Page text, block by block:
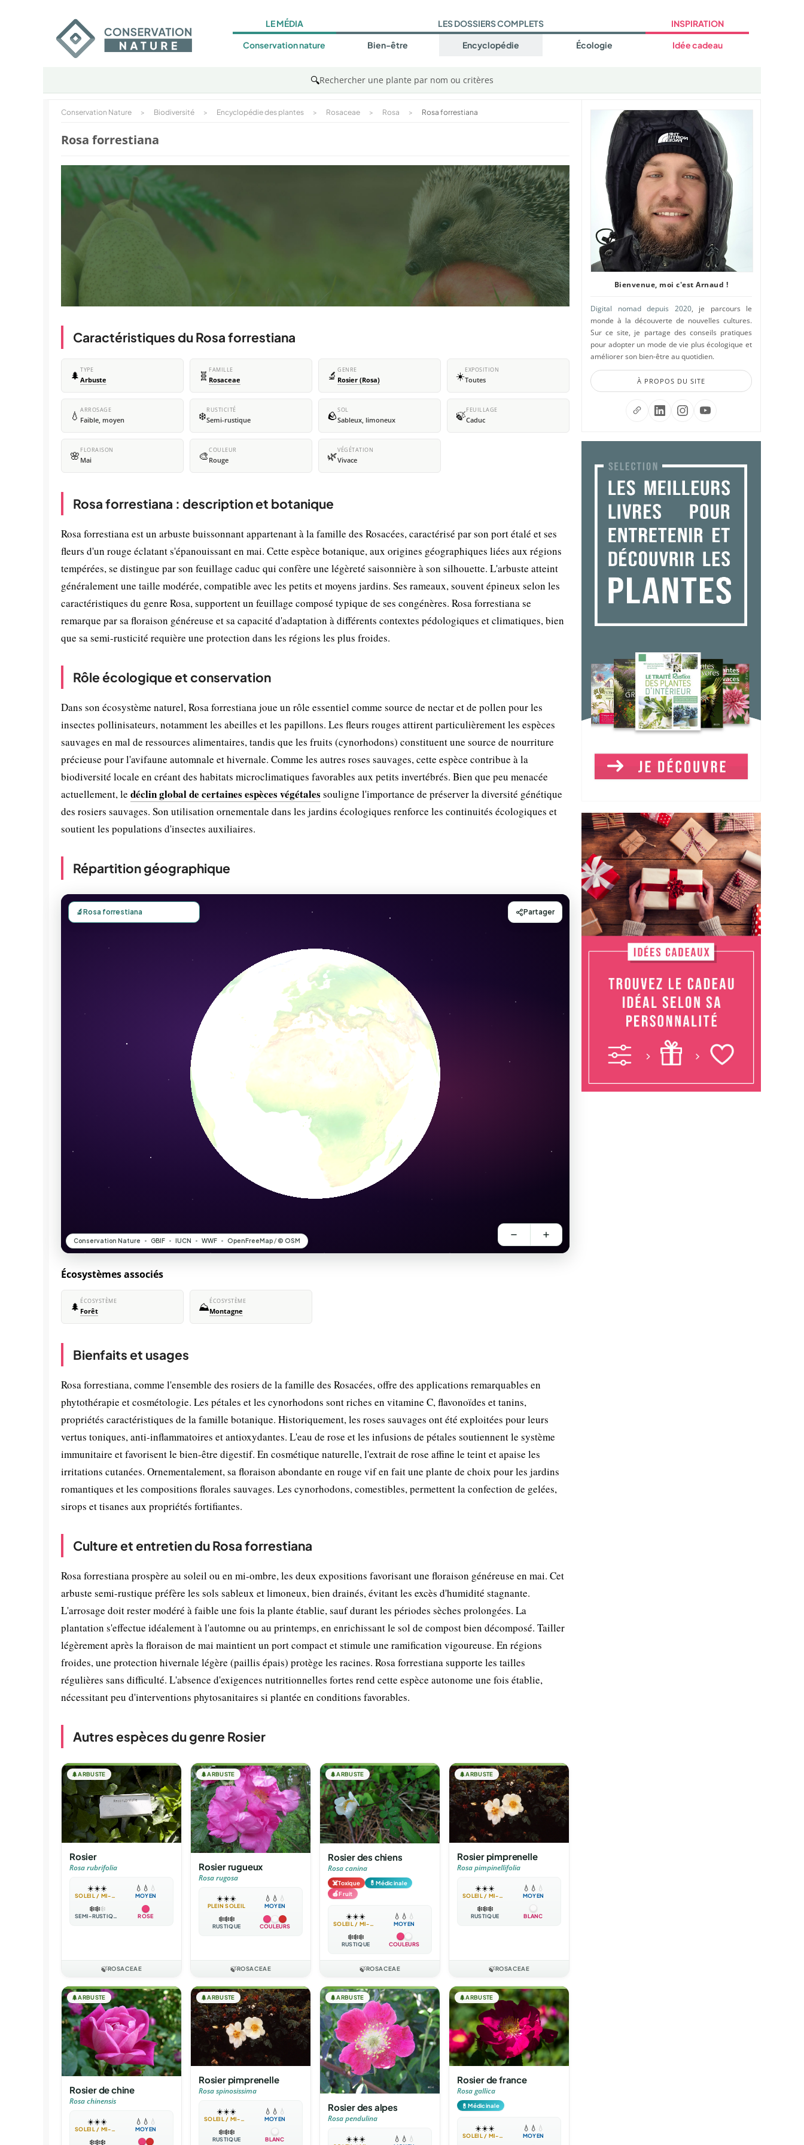
LE MÉDIA
Conservation nature
LES DOSSIERS COMPLETS
Bien-être Encyclopédie Écologie
INSPIRATION
Idée cadeau
🔍Rechercher une plante par nom ou critères
Conservation Nature > Biodiversité > Encyclopédie des plantes > Rosaceae > Rosa > Rosa forrestiana
Rosa forrestiana
Caractéristiques du Rosa forrestiana
🌲 TYPE
Arbuste 🧬 FAMILLE
Rosaceae 🔬 GENRE
Rosier (Rosa) ☀️EXPOSITION
Toutes
💧 ARROSAGE
Faible, moyen ❄️RUSTICITÉ
Semi-rustique 🪨SOL
Sableux, limoneux 🍃FEUILLAGE
Caduc
🌸 FLORAISON
Mai 🎨COULEUR
Rouge 🌿VÉGÉTATION
Vivace
Rosa forrestiana : description et botanique
Rosa forrestiana est un arbuste buissonnant appartenant à la famille des Rosacées, caractérisé par son port étalé et ses
fleurs d'un rouge éclatant s'épanouissant en mai. Cette espèce botanique, aux origines géographiques liées aux régions
tempérées, se distingue par son feuillage caduc qui confère une légèreté saisonnière à son silhouette. L'arbuste atteint
généralement une taille modérée, compatible avec les petits et moyens jardins. Ses rameaux, souvent épineux selon les
caractéristiques du genre Rosa, supportent un feuillage composé typique de ses congénères. Rosa forrestiana se
remarque par sa floraison généreuse et sa capacité d'adaptation à différents contextes pédologiques et climatiques, bien
que sa semi-rusticité requière une protection dans les régions les plus froides.
Rôle écologique et conservation
Dans son écosystème naturel, Rosa forrestiana joue un rôle essentiel comme source de nectar et de pollen pour les
insectes pollinisateurs, notamment les abeilles et les papillons. Les fleurs rouges attirent particulièrement les espèces
sauvages en mal de ressources alimentaires, tandis que les fruits (cynorhodons) constituent une source de nourriture
précieuse pour l'avifaune automnale et hivernale. Comme les autres roses sauvages, cette espèce contribue à la
biodiversité locale en créant des habitats microclimatiques favorables aux petits invertébrés. Bien que peu menacée
actuellement, le déclin global de certaines espèces végétales souligne l'importance de préserver la diversité génétique
des rosiers sauvages. Son utilisation ornementale dans les jardins écologiques renforce les continuités écologiques et
soutient les populations d'insectes auxiliaires.
Répartition géographique
Écosystèmes associés
🌲 ÉCOSYSTÈME
Forêt ⛰️ÉCOSYSTÈME
Montagne
Bienfaits et usages
Rosa forrestiana, comme l'ensemble des rosiers de la famille des Rosacées, offre des applications remarquables en
phytothérapie et cosmétologie. Les pétales et les cynorhodons sont riches en vitamine C, flavonoïdes et tanins,
propriétés caractéristiques de la famille botanique. Historiquement, les roses sauvages ont été exploitées pour leurs
vertus toniques, anti-inflammatoires et antioxydantes. L'eau de rose et les infusions de pétales soutiennent le système
immunitaire et favorisent le bien-être digestif. En cosmétique naturelle, l'extrait de rose affine le teint et apaise les
irritations cutanées. Ornementalement, sa floraison abondante en rouge vif en fait une plante de choix pour les jardins
romantiques et les compositions florales sauvages. Les cynorhodons, comestibles, permettent la confection de gelées,
sirops et tisanes aux propriétés fortifiantes.
Culture et entretien du Rosa forrestiana
Rosa forrestiana prospère au soleil ou en mi-ombre, les deux expositions favorisant une floraison généreuse en mai. Cet
arbuste semi-rustique préfère les sols sableux et limoneux, bien drainés, évitant les excès d'humidité stagnante.
L'arrosage doit rester modéré à faible une fois la plante établie, sauf durant les périodes sèches prolongées. La
plantation s'effectue idéalement à l'automne ou au printemps, en enrichissant le sol de compost bien décomposé. Tailler
légèrement après la floraison de mai maintient un port compact et stimule une ramification vigoureuse. En régions
froides, une protection hivernale légère (paillis épais) protège les racines. Rosa forrestiana supporte les tailles
régulières sans difficulté. L'absence d'exigences nutritionnelles fortes rend cette espèce autonome une fois établie,
nécessitant peu d'interventions phytosanitaires si plantée en conditions favorables.
Autres espèces du genre Rosier
🌲ARBUSTE
Rosier
Rosa rubrifolia
☀️☀️☀️
SOLEIL / MI-OMBRE
💧 💧 💧
MOYEN
❄️❄️❄️
SEMI-RUSTIQUE ROSE
🍃ROSACEAE
🌲ARBUSTE
Rosier rugueux
Rosa rugosa
☀️☀️☀️
PLEIN SOLEIL
💧 💧 💧
MOYEN
❄️❄️❄️
RUSTIQUE COULEURS
🍃ROSACEAE
🌲ARBUSTE
Rosier des chiens
Rosa canina
☠️Toxique 💊Médicinale
🍎Fruit
☀️☀️☀️
SOLEIL / MI-OMBRE
💧 💧 💧
MOYEN
❄️❄️❄️
RUSTIQUE COULEURS
🍃ROSACEAE
🌲ARBUSTE
Rosier pimprenelle
Rosa pimpinellifolia
☀️☀️☀️
SOLEIL / MI-OMBRE
💧 💧 💧
MOYEN
❄️❄️❄️
RUSTIQUE BLANC
🍃ROSACEAE
🌲ARBUSTE
Rosier de chine
Rosa chinensis
☀️☀️☀️
SOLEIL / MI-OMBRE
💧 💧 💧
MOYEN
❄️❄️❄️
🌲ARBUSTE
Rosier pimprenelle
Rosa spinosissima
☀️☀️☀️
SOLEIL / MI-OMBRE
💧 💧 💧
MOYEN
❄️❄️❄️
RUSTIQUE BLANC
🌲ARBUSTE
Rosier des alpes
Rosa pendulina
☀️☀️☀️ 💧 💧 💧
🌲ARBUSTE
Rosier de france
Rosa gallica
💊Médicinale
☀️☀️☀️
SOLEIL / MI-OMBRE
💧 💧 💧
MOYEN
Bienvenue, moi c'est Arnaud !
Digital nomad depuis 2020, je parcours le
monde à la découverte de nouvelles cultures.
Sur ce site, je partage des conseils pratiques
pour adopter un mode de vie plus écologique et
améliorer son bien-être au quotidien.
À PROPOS DU SITE